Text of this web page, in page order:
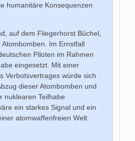
humanitäre Konsequenzen
auf dem Fliegerhorst Büchel,
Im Ernstfall
Piloten im Rahmen
eingesetzt. Mit einer
Verbotsvertrages würde sich
dieser Atombomben und
nuklearen Teilhabe
ein starkes Signal und ein
atomwaffenfreien Welt.